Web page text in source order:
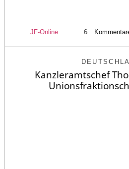
JF-Online 6
Kanzleramtschef